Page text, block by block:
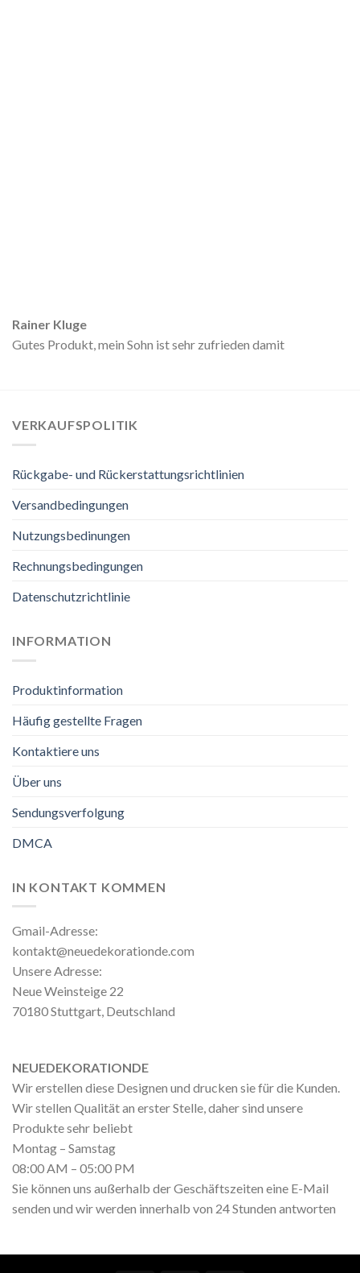
Rainer Kluge
Gutes Produkt, mein Sohn ist sehr zufrieden damit
VERKAUFSPOLITIK
Rückgabe- und Rückerstattungsrichtlinien
Versandbedingungen
Nutzungsbedinungen
Rechnungsbedingungen
Datenschutzrichtlinie
INFORMATION
Produktinformation
Häufig gestellte Fragen
Kontaktiere uns
Über uns
Sendungsverfolgung
DMCA
IN KONTAKT KOMMEN
Gmail-Adresse:
kontakt@neuedekorationde.com
Unsere Adresse:
Neue Weinsteige 22
70180 Stuttgart, Deutschland
NEUEDEKORATIONDE
Wir erstellen diese Designen und drucken sie für die Kunden.
Wir stellen Qualität an erster Stelle, daher sind unsere
Produkte sehr beliebt
Montag – Samstag
08:00 AM – 05:00 PM
Sie können uns außerhalb der Geschäftszeiten eine E-Mail
senden und wir werden innerhalb von 24 Stunden antworten